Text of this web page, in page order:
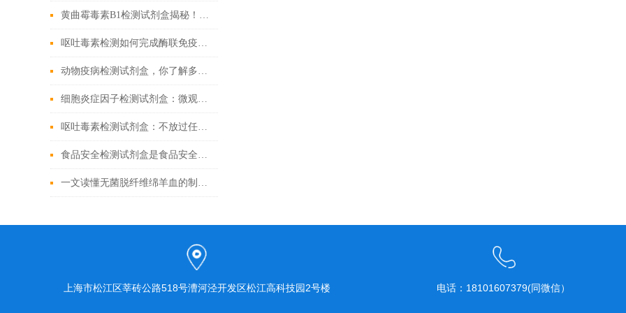
黄曲霉毒素B1检测试剂盒揭秘！精准锁定隐患
呕吐毒素检测如何完成酶联免疫试验
动物疫病检测试剂盒，你了解多少？
细胞炎症因子检测试剂盒：微观战场里的“情报解码器”
呕吐毒素检测试剂盒：不放过任何微量毒素隐患
食品安全检测试剂盒是食品安全领域的重要工具
一文读懂无菌脱纤维绵羊血的制备工艺
上海市松江区莘砖公路518号漕河泾开发区松江高科技园2号楼 电话：18101607379(同微信）